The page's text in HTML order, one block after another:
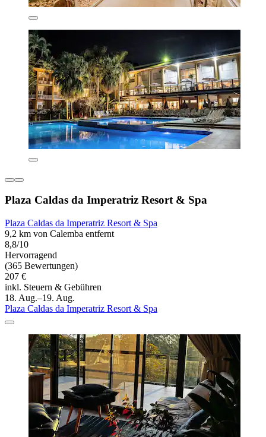
Plaza Caldas da Imperatriz Resort & Spa
Plaza Caldas da Imperatriz Resort & Spa
9,2 km von Calemba entfernt
8,8/10
Hervorragend
(365 Bewertungen)
207 €
inkl. Steuern & Gebühren
18. Aug.–19. Aug.
Plaza Caldas da Imperatriz Resort & Spa